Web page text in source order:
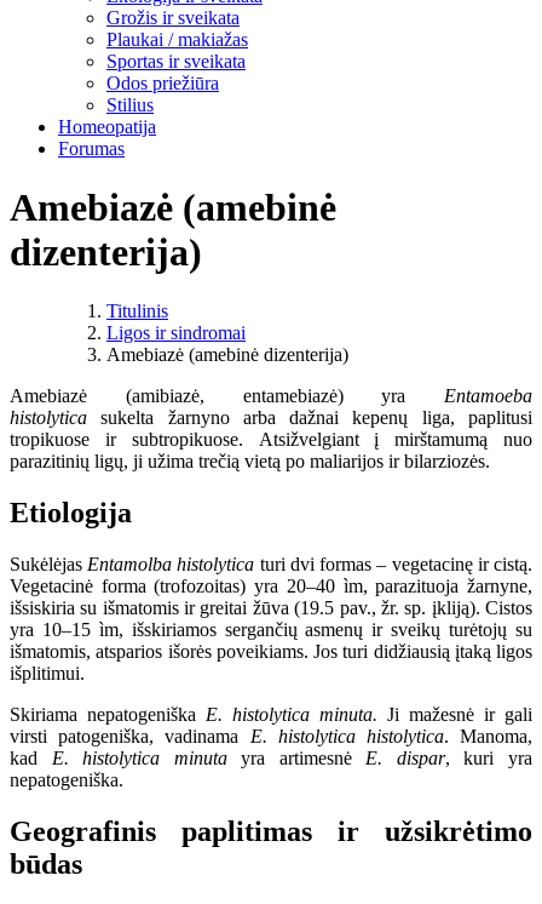
Grožis ir sveikata
Plaukai / makiažas
Sportas ir sveikata
Odos priežiūra
Stilius
Homeopatija
Forumas
Amebiazė (amebinė
dizenterija)
Titulinis
Ligos ir sindromai
Amebiazė (amebinė dizenterija)
Amebiazė (amibiazė, entamebiazė) yra Entamoeba
histolyticasukelta žarnyno arba dažnai kepenų liga, paplitusi
tropikuose ir subtropikuose.
Atsižvelgiant į mirštamumą nuo
parazitinių ligų, ji užima trečią vietą po maliarijos ir bilarziozės.
Etiologija
Sukėlėjas Entamolba histolytica turi dvi formas – vegetacinę ir cistą.
Vegetacinė forma (trofozoitas) yra 20–40 ìm, parazituoja žarnyne,
išsiskiria su išmatomis ir greitai žūva (19.5 pav., žr. sp. įkliją). Cistos
yra 10–15 ìm, išskiriamos sergančių asmenų ir sveikų turėtojų su
išmatomis, atsparios išorės poveikiams. Jos turi didžiausią įtaką ligos
išplitimui.
Skiriama nepatogeniška E. histolytica minuta. Ji mažesnė ir gali
virsti patogeniška, vadinama E. histolytica histolytica. Manoma,
kad E. histolytica minutayra artimesnė E. dispar, kuri yra
nepatogeniška.
Geografinis paplitimas ir užsikrėtimo
būdas